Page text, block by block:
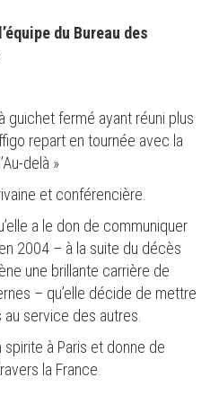
du Bureau des
guichet fermé ayant réuni plus
repart en tournée avec la
delà »
et conférencière.
a le don de communiquer
2004 – à la suite du décès
une brillante carrière de
– qu’elle décide de mettre
service des autres.
spirite à Paris et donne de
la France.